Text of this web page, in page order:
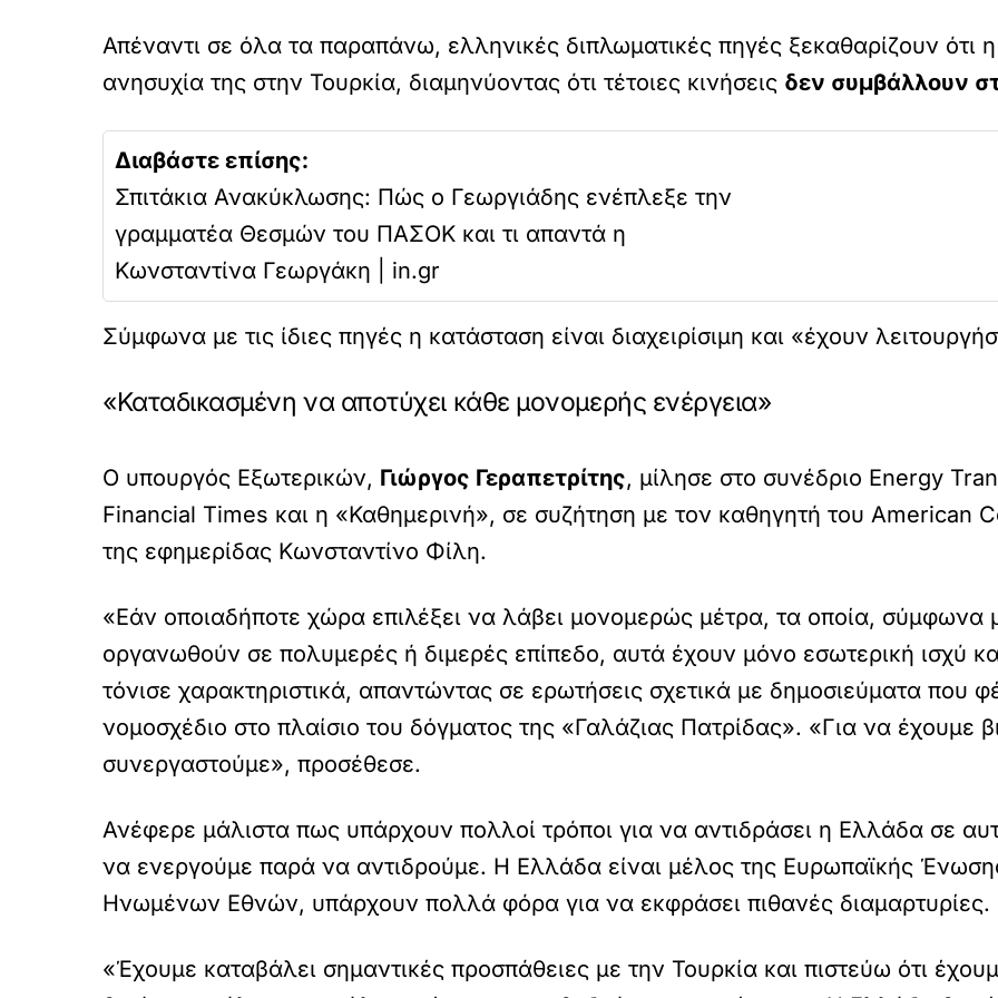
Απέναντι σε όλα τα παραπάνω, ελληνικές διπλωματικές πηγές ξεκαθαρίζουν ότι
ανησυχία της στην Τουρκία, διαμηνύοντας ότι τέτοιες κινήσεις δεν συμβάλλουν
Διαβάστε επίσης:
Σπιτάκια Ανακύκλωσης: Πώς ο Γεωργιάδης ενέπλεξε την
γραμματέα Θεσμών του ΠΑΣΟΚ και τι απαντά η
Κωνσταντίνα Γεωργάκη | in.gr
Σύμφωνα με τις ίδιες πηγές η κατάσταση είναι διαχειρίσιμη και «έχουν
«Καταδικασμένη να αποτύχει κάθε μονομερής ενέργεια»
Ο υπουργός Εξωτερικών, Γιώργος Γεραπετρίτης, μίλησε στο συνέδριο Energy
Financial Times και η «Καθημερινή», σε συζήτηση με τον καθηγητή του American
της εφημερίδας Κωνσταντίνο Φίλη.
«Εάν οποιαδήποτε χώρα επιλέξει να λάβει μονομερώς μέτρα, τα οποία, σύμφωνα
οργανωθούν σε πολυμερές ή διμερές επίπεδο, αυτά έχουν μόνο εσωτερική ισχύ
τόνισε χαρακτηριστικά, απαντώντας σε ερωτήσεις σχετικά με δημοσιεύματα που
νομοσχέδιο στο πλαίσιο του δόγματος της «Γαλάζιας Πατρίδας». «Για να έχουμε
συνεργαστούμε», προσέθεσε.
Ανέφερε μάλιστα πως υπάρχουν πολλοί τρόποι για να αντιδράσει η Ελλάδα σε
να ενεργούμε παρά να αντιδρούμε. Η Ελλάδα είναι μέλος της Ευρωπαϊκής
Ηνωμένων Εθνών, υπάρχουν πολλά φόρα για να εκφράσει πιθανές διαμαρτυρίες.
«Έχουμε καταβάλει σημαντικές προσπάθειες με την Τουρκία και πιστεύω ότι